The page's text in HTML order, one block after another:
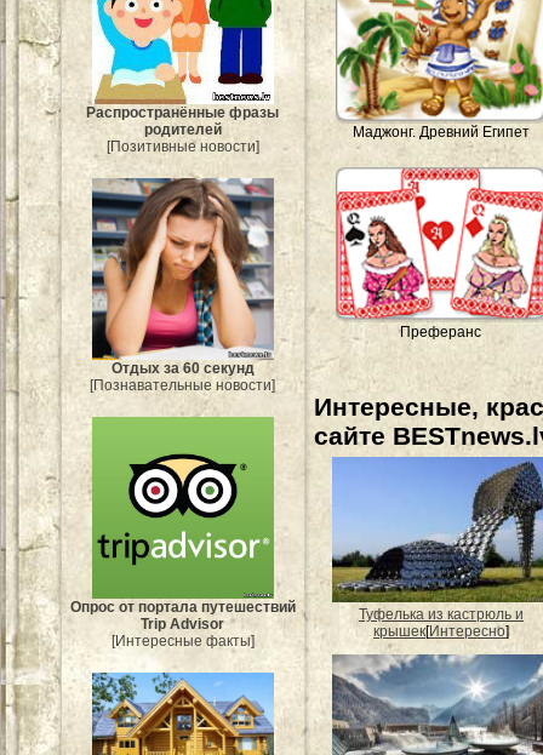
Распространённые фразы
родителей
[Позитивные новости]
Отдых за 60 секунд
[Познавательные новости]
Опрос от портала путешествий
Trip Advisor
[Интересные факты]
Маджонг. Древний Египет
Преферанс
Интересные,
сайте
Туфелька из кастрюль и
крышек[Интересно]